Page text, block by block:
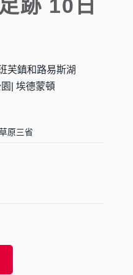
跡 10日
芙鎮和路易斯湖
| 埃德蒙頓
原三省